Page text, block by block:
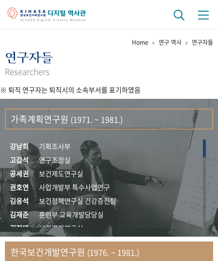
걸어온 길 기관 변천사
연구 역사
정책과 연구 키워드로 보는 연구 역사
연구자들
간행물 변천사
기록물 아카이브
사진 아카이브 문서 기록물 행정박물 영상 기록물
50+1주년 기념
성과 50선 숫자로 보는 50년
세계와 함께 한 KIHASA
Home 연구 역사 연구자들
연구자들
Researchers
※ 퇴직 연구자는 퇴직시의 소속부서를 표기하였음
가족계획연구원 (1971. ~ 1981.)
강남희
기획조사부
고갑석
연구조정실
공세권
보건제도연구실
권호연
사업개발부 특수사업연구
김응석
보건정책연구실 건강증진팀
김재준
훈련부 교육개발담당실
김정태
보건관리연구실
김지자
연구부 사회개발담당실
김태룡
조사평가부 연구과
한국보건개발연구원 (1976. ~ 1981.)